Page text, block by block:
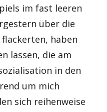
im fast leeren
über die
haben
lassen, die am
in den
um mich
sich reihenweise